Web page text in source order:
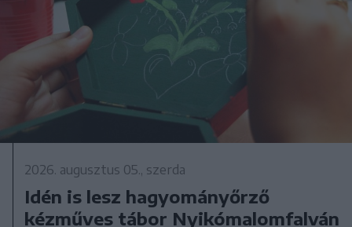
2026. augusztus 05., szerda
Idén is lesz hagyományőrző
kézműves tábor Nyikómalomfalván